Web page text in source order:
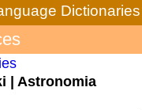
Dictionaries
| Astronomia